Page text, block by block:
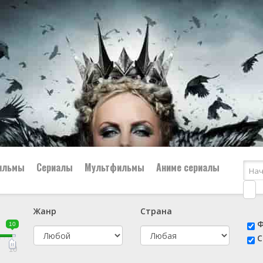
👨‍✈️ Военный
🕵️‍♂️ Детектив
Сериалы Мультфильмы Аниме сериалы
10
10
Жанр
Страна